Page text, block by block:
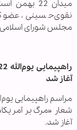
میدان 22
نقوی‌حسینی، عضو
مجلس شورای
آغاز شد
شعار «مرگ بر
آغاز شد.